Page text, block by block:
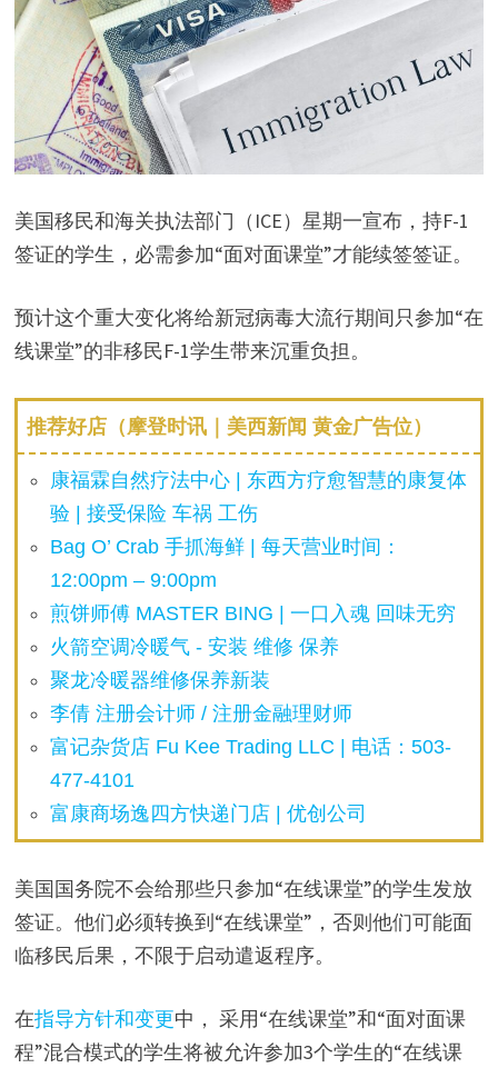
美国移民和海关执法部门（ICE）星期一宣布，持F-1
签证的学生，必需参加“面对面课堂”才能续签签证。
预计这个重大变化将给新冠病毒大流行期间只参加“在
线课堂”的非移民F-1学生带来沉重负担。
推荐好店（摩登时讯｜美西新闻 黄金广告位）
康福霖自然疗法中心 | 东西方疗愈智慧的康复体
验 | 接受保险 车祸 工伤
Bag O’ Crab 手抓海鲜 | 每天营业时间：
12:00pm – 9:00pm
煎饼师傅 MASTER BING | 一口入魂 回味无穷
火箭空调冷暖气 - 安装 维修 保养
聚龙冷暖器维修保养新装
李倩 注册会计师 / 注册金融理财师
富记杂货店 Fu Kee Trading LLC | 电话：503-
477-4101
富康商场逸四方快递门店 | 优创公司
美国国务院不会给那些只参加“在线课堂”的学生发放
签证。他们必须转换到“在线课堂”，否则他们可能面
临移民后果，不限于启动遣返程序。
在指导方针和变更中， 采用“在线课堂”和“面对面课
程”混合模式的学生将被允许参加3个学生的“在线课